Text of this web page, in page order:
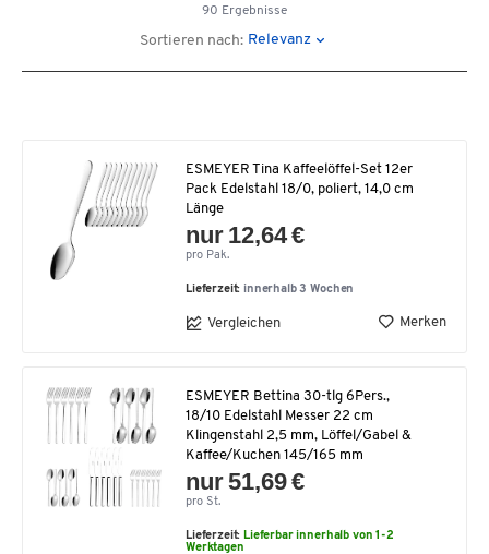
90 Ergebnisse
Sortieren nach: Relevanz
ESMEYER Tina Kaffeelöffel-Set 12er
Pack Edelstahl 18/0, poliert, 14,0 cm
Länge
nur 12,64 €
pro Pak.
Lieferzeit: innerhalb 3 Wochen
Vergleichen Merken
ESMEYER Bettina 30-tlg 6Pers.,
18/10 Edelstahl Messer 22 cm
Klingenstahl 2,5 mm, Löffel/Gabel &
Kaffee/Kuchen 145/165 mm
nur 51,69 €
pro St.
Lieferzeit: Lieferbar innerhalb von 1-2
Werktagen